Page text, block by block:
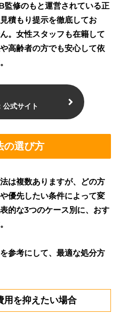
監修のもと運営されている正
積もり提示を徹底してお
。女性スタッフも在籍して
高齢者の方でも安心して依
公式サイト
の選び方
は複数ありますが、どの方
優先したい条件によって変
的な3つのケース別に、おす
参考にして、最適な処分方
用を抑えたい場合